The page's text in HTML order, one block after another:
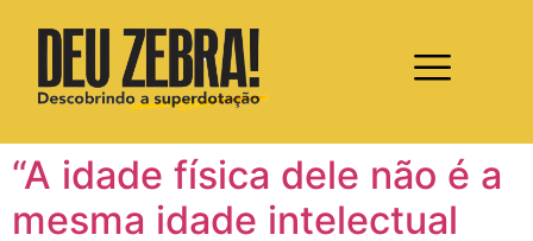
“A idade física dele não é a
mesma idade intelectual